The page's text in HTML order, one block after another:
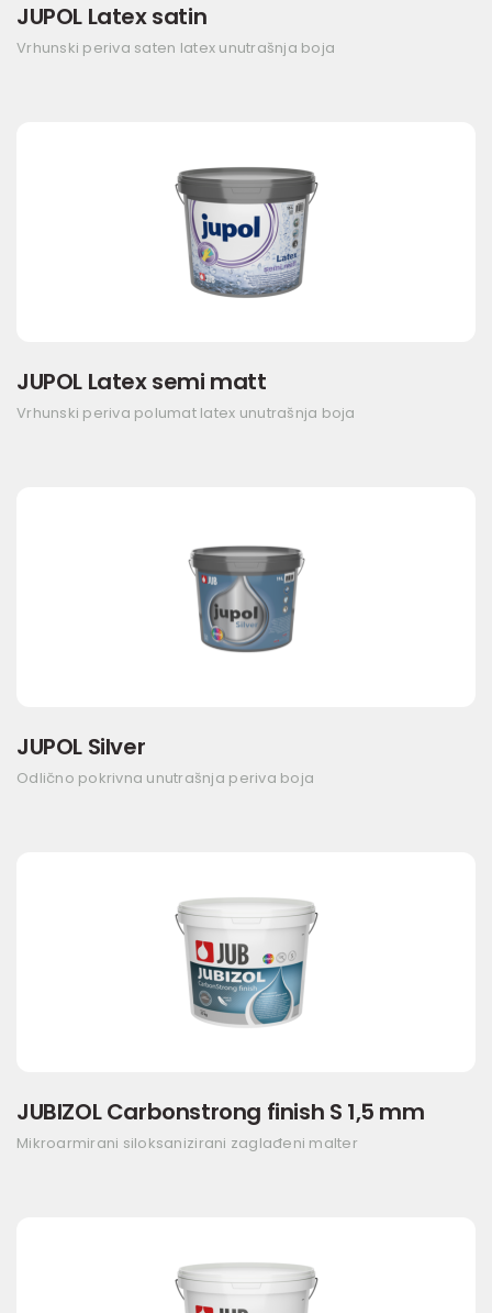
JUPOL Latex satin
Vrhunski periva saten latex unutrašnja boja
JUPOL Latex semi matt
Vrhunski periva polumat latex unutrašnja boja
JUPOL Silver
Odlično pokrivna unutrašnja periva boja
JUBIZOL Carbonstrong finish S 1,5 mm
Mikroarmirani siloksanizirani zaglađeni malter